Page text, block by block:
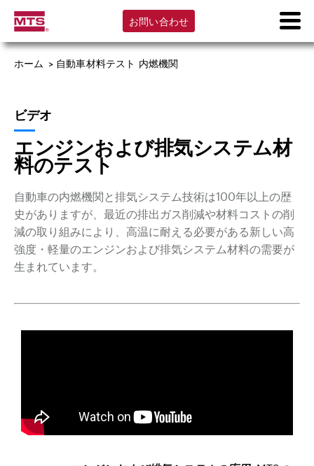
お問い合わせ
ホーム > 自動車材料テスト 内燃機関
ビデオ
エンジンおよび排気システム材
料のテスト
自動車の内燃機関と排気システム技術は100年以上の歴
史がありますが、最近の排出ガス削減や材料コストの削
減の取り組みにより、高温に耐える必要がある新しい高
強度・軽量のエンジンおよび排気システム材料の需要が
生まれています。